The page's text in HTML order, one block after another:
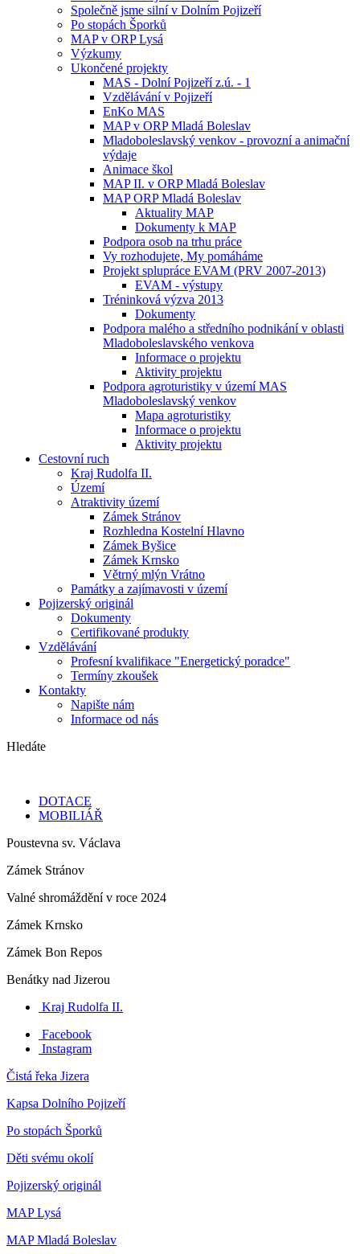
Společně jsme silní v Dolním Pojizeří
Po stopách Šporků
MAP v ORP Lysá
Výzkumy
Ukončené projekty
MAS - Dolní Pojizeří z.ú. - 1
Vzdělávání v Pojizeří
EnKo MAS
MAP v ORP Mladá Boleslav
Mladoboleslavský venkov - provozní a animační
výdaje
Animace škol
MAP II. v ORP Mladá Boleslav
MAP ORP Mladá Boleslav
Aktuality MAP
Dokumenty k MAP
Podpora osob na trhu práce
Vy rozhodujete, My pomáháme
Projekt splupráce EVAM (PRV 2007-2013)
EVAM - výstupy
Tréninková výzva 2013
Dokumenty
Podpora malého a středního podnikání v oblasti
Mladoboleslavského venkova
Informace o projektu
Aktivity projektu
Podpora agroturistiky v území MAS
Mladoboleslavský venkov
Mapa agroturistiky
Informace o projektu
Aktivity projektu
Cestovní ruch
Kraj Rudolfa II.
Území
Atraktivity území
Zámek Stránov
Rozhledna Kostelní Hlavno
Zámek Byšice
Zámek Krnsko
Větrný mlýn Vrátno
Památky a zajímavosti v území
Pojizerský originál
Dokumenty
Certifikované produkty
Vzdělávání
Profesní kvalifikace "Energetický poradce"
Termíny zkoušek
Kontakty
Napište nám
Informace od nás
Hledáte
DOTACE
MOBILIÁŘ
Poustevna sv. Václava
Zámek Stránov
Valné shromáždění v roce 2024
Zámek Krnsko
Zámek Bon Repos
Benátky nad Jizerou
Kraj Rudolfa II.
Facebook
Instagram
Čistá řeka Jizera
Kapsa Dolního Pojizeří
Po stopách Šporků
Děti svému okolí
Pojizerský originál
MAP Lysá
MAP Mladá Boleslav